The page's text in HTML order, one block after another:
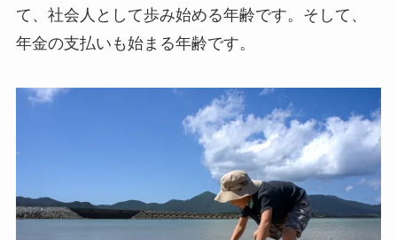
て、社会人として歩み始める年齢です。そして、
年金の支払いも始まる年齢です。